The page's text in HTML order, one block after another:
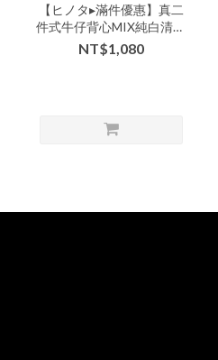
【ヒノタ▸滿件優惠】真二
件式牛仔背心MIX純白清新
系長洋-牛仔背心下單區-
xxx-330531▶
NT$1,080